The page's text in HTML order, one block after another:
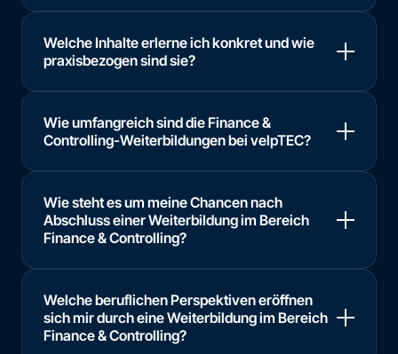
Welche Inhalte erlerne ich konkret und wie
praxisbezogen sind sie?
Wie umfangreich sind die Finance &
Controlling-Weiterbildungen bei velpTEC?
Wie steht es um meine Chancen nach
Abschluss einer Weiterbildung im Bereich
Finance & Controlling?
Welche beruflichen Perspektiven eröffnen
sich mir durch eine Weiterbildung im Bereich
Finance & Controlling?